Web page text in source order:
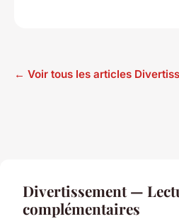
← Voir tous les articles
Divertissement —
complémentaires